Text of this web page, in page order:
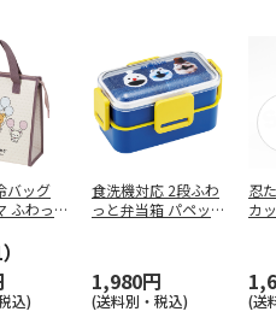
バッグ
ふわっ
込)
食洗機対応 2段ふわ
っと弁当箱 パペッ
1,980円
(送料別・税込)
忍
カ
(送